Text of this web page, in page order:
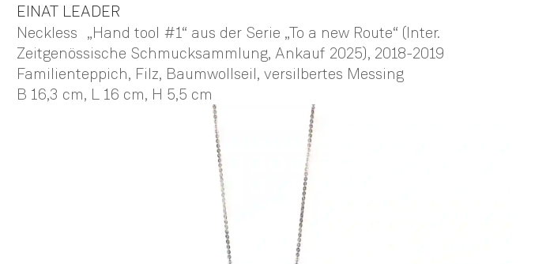
EINAT LEADER
Neckless „Hand tool #1“ aus der Serie „To a new Route“ (Inter.
Zeitgenössische Schmucksammlung, Ankauf 2025), 2018-2019
Familienteppich, Filz, Baumwollseil, versilbertes Messing
B 16,3 cm, L 16 cm, H 5,5 cm